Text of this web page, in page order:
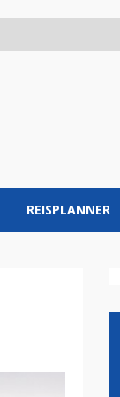
REISPLANNER